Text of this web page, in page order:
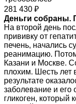
281 430 ₽
Деньги собраны.
На второй день
прививку от
печень, начались
реанимацию.
Казани и Москве.
плохим. Шесть лет
результате
заболевание и
гликоген, который